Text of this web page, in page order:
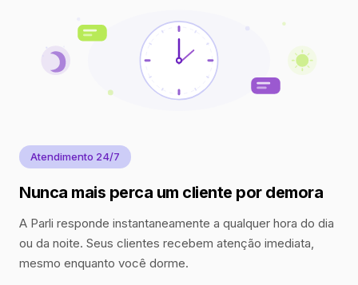
Atendimento 24/7
Nunca mais perca um cliente por demora
A Parli responde instantaneamente a qualquer hora do dia
ou da noite. Seus clientes recebem atenção imediata,
mesmo enquanto você dorme.